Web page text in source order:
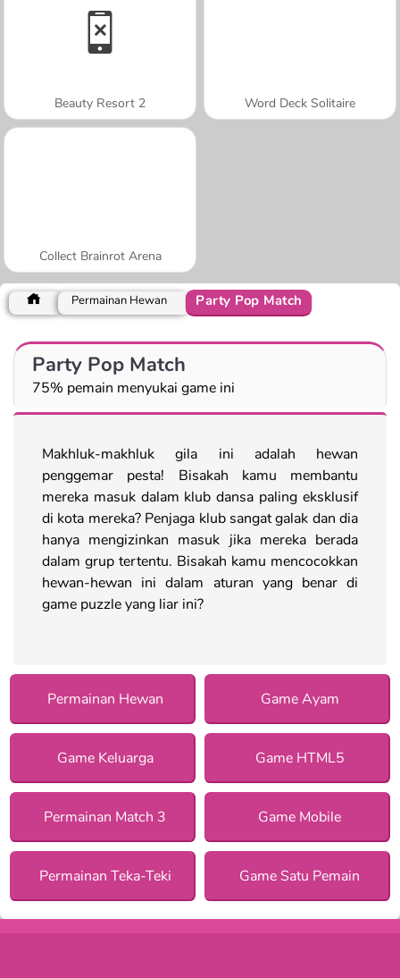
Beauty Resort 2 Word Deck Solitaire
Collect Brainrot Arena
Permainan Hewan Party Pop Match
Party Pop Match
75% pemain menyukai game ini
Makhluk-makhluk gila ini adalah hewan
penggemar pesta! Bisakah kamu membantu
mereka masuk dalam klub dansa paling eksklusif
di kota mereka? Penjaga klub sangat galak dan dia
hanya mengizinkan masuk jika mereka berada
dalam grup tertentu. Bisakah kamu mencocokkan
hewan-hewan ini dalam aturan yang benar di
game puzzle yang liar ini?
Permainan Hewan Game Ayam
Game Keluarga Game HTML5
Permainan Match 3 Game Mobile
Permainan Teka-Teki Game Satu Pemain